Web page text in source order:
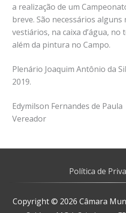
a realização de um
breve. São necessários
vestiários, na caixa d’água, no
além da pintura no Campo.
Plenário Joaquim Antônio da
2019.
Edymilson Fernandes de Paula
Vereador
Política de
Copyright © 2026 Câmara